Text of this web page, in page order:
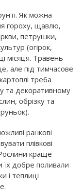
Як можна
гороху, щавлю,
петрушки,
(огірок,
місяця. Травень –
але під тимчасове
треба
та декоративному
обрізку та
ранкові
плівкові
Рослини краще
добре поливали
і теплиці